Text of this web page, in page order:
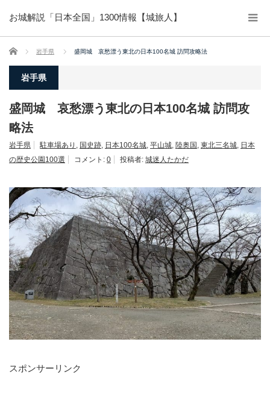
お城解説「日本全国」1300情報【城旅人】
ホーム 岩手県 盛岡城 哀愁漂う東北の日本100名城 訪問攻略法
岩手県
盛岡城 哀愁漂う東北の日本100名城 訪問攻
略法
岩手県 駐車場あり , 国史跡, 日本100名城, 平山城, 陸奥国 , 東北三名城, 日本
の歴史公園100選
コメント: 0 投稿者: 城迷人たかだ
スポンサーリンク